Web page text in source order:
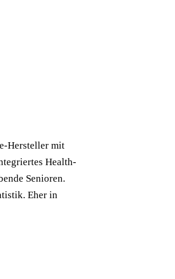
Hersteller mit
Health-
Senioren.
Eher in